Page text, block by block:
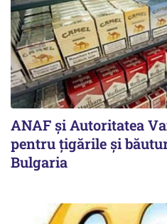
ANAF și Autoritatea
pentru țigările și
Bulgaria